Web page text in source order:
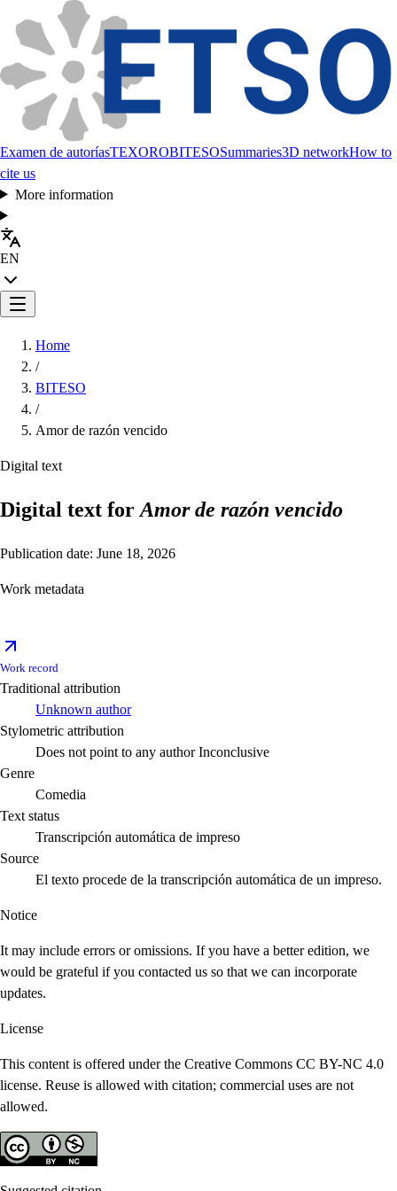
Examen de autoríasTEXOROBITESOSummaries3D networkHow to
cite us
More information
EN
Home
/
BITESO
/
Amor de razón vencido
Digital text
Digital text forAmor de razón vencido
Publication date: June 18, 2026
Work metadata
Work record
Traditional attribution
Unknown author
Stylometric attribution
Does not point to any author Inconclusive
Genre
Comedia
Text status
Transcripción automática de impreso
Source
El texto procede de la transcripción automática de un impreso.
Notice
It may include errors or omissions. If you have a better edition, we
would be grateful if you contacted us so that we can incorporate
updates.
License
This content is offered under the Creative Commons CC BY-NC 4.0
license. Reuse is allowed with citation; commercial uses are not
allowed.